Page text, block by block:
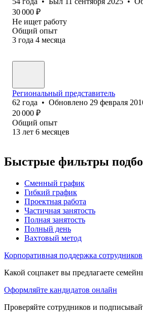
30 000 ₽
Не ищет работу
Общий опыт
3 года 4 месяца
Региональный представитель
62 года • Обновлено 29 февраля
20 000 ₽
Общий опыт
13 лет 6 месяцев
Быстрые фильтры
Сменный график
Гибкий график
Проектная работа
Частичная занятость
Полная занятость
Полный день
Вахтовый метод
Корпоративная поддержка сотрудников
Какой соцпакет вы предлагаете
Оформляйте кандидатов онлайн
Проверяйте сотрудников и